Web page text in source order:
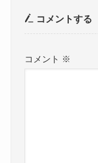
コメントする
コメント ※